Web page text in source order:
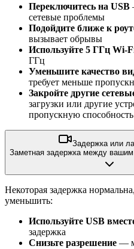
Переключитесь на USB
сетевые проблемы
Подойдите ближе к
вызывает обрывы
Используйте 5 ГГц Wi-
ГГц
Уменьшите качество
требует меньше
Закройте другие
загрузки или другие
пропускную способность
Задержка или
Заметная задержка между
Некоторая задержка
уменьшить:
Используйте USB
задержка
Снизьте разрешение —